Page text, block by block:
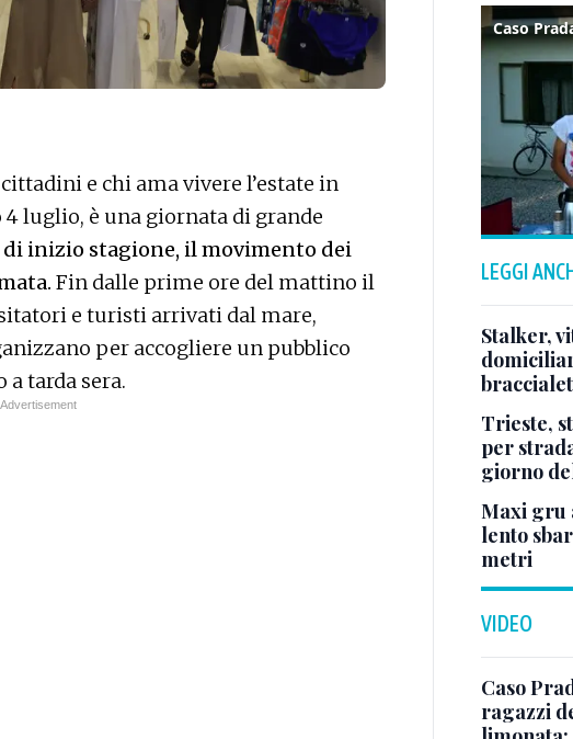
e chi ama vivere l’estate in
4 luglio, è una giornata di grande
inizio stagione, il movimento dei
Fin dalle prime ore del mattino il
e turisti arrivati dal mare,
per accogliere un pubblico
tarda sera.
LEGGI
Stalker,
Trieste,
per
giorno
Maxi gru
lento
metri
VIDEO
Caso
ragazzi